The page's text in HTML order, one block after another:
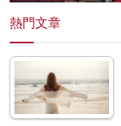
熱門文章